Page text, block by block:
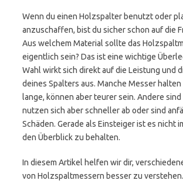
Wenn du einen Holzspalter benutzt oder
anzuschaffen, bist du sicher schon auf die
Aus welchem Material sollte das
eigentlich sein? Das ist eine wichtige
Wahl wirkt sich direkt auf die Leistung und
deines Spalters aus. Manche Messer
lange, können aber teurer sein. Andere
nutzen sich aber schneller ab oder sind
Schäden. Gerade als Einsteiger ist es nicht
den Überblick zu behalten.
In diesem Artikel helfen wir dir,
von Holzspaltmessern besser zu